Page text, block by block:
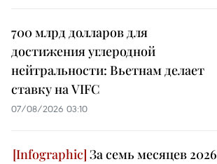
700 млрд долларов для
достижения углеродной
нейтральности: Вьетнам делает
ставку на VIFC
07/08/2026 03:10
За семь месяцев 2026